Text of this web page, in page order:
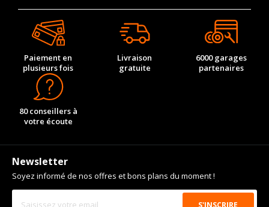
Paiement en
plusieurs fois
Livraison
gratuite
6000 garages
partenaires
80 conseillers à
votre écoute
Newsletter
Soyez informé de nos offres et bons plans du moment !